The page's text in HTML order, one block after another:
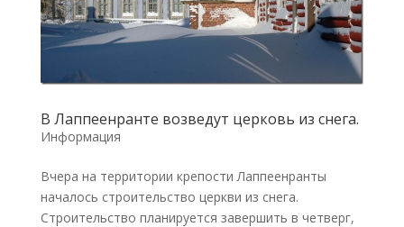
В Лаппеенранте возведут церковь из снега.
Информация
Вчера на территории крепости Лаппеенранты
началось строительство церкви из снега.
Строительство планируется завершить в четверг,